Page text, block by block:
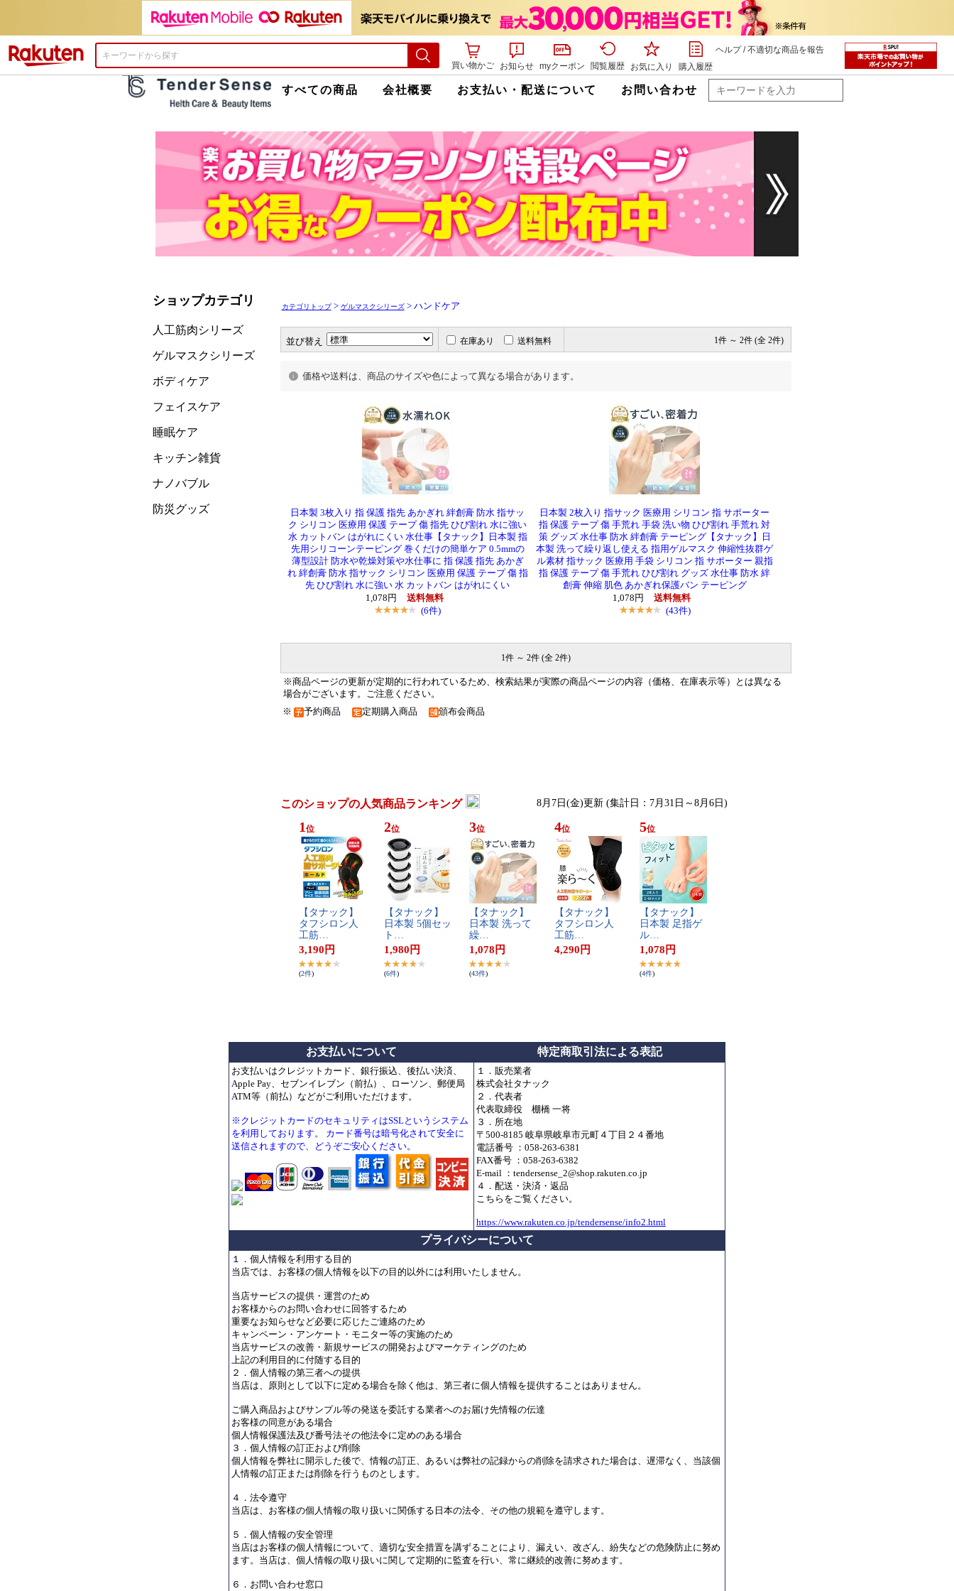
買い物かご
お知らせ myクーポン 閲覧履歴 お気に入り 購入履歴
ヘルプ/不適切な商品を報告
すべての商品 会社概要 お支払い・配送について お問い合わせ
ショップカテゴリ
人工筋肉シリーズ
ゲルマスクシリーズ
ボディケア
フェイスケア
睡眠ケア
キッチン雑貨
ナノバブル
防災グッズ
カテゴリトップ> ゲルマスクシリーズ> ハンドケア
並び替え 在庫あり 送料無料 1件 ～ 2件 (全 2件)
価格や送料は、商品のサイズや色によって異なる場合があります。
日本製 3枚入り 指 保護 指先 あかぎれ 絆創膏 防水 指サッ
ク シリコン 医療用 保護 テープ 傷 指先 ひび割れ 水に強い
水 カットバン はがれにくい 水仕事【タナック】日本製 指
先用シリコーンテーピング 巻くだけの簡単ケア 0.5mmの
薄型設計 防水や乾燥対策や水仕事に 指 保護 指先 あかぎ
れ 絆創膏 防水 指サック シリコン 医療用 保護 テープ 傷 指
先 ひび割れ 水に強い 水 カットバン はがれにくい
1,078円
送料無料
(6件)
日本製 2枚入り 指サック 医療用 シリコン 指 サポーター
指 保護 テープ 傷 手荒れ 手袋 洗い物 ひび割れ 手荒れ 対
策 グッズ 水仕事 防水 絆創膏 テーピング【タナック】日
本製 洗って繰り返し使える 指用ゲルマスク 伸縮性抜群ゲ
ル素材 指サック 医療用 手袋 シリコン 指 サポーター 親指
指 保護 テープ 傷 手荒れ ひび割れ グッズ 水仕事 防水 絆
創膏 伸縮 肌色 あかぎれ保護バン テーピング
1,078円
送料無料
(43件)
1件 ～ 2件 (全 2件)
※商品ページの更新が定期的に行われているため、検索結果が実際の商品ページの内容（価格、在庫表示等）とは異なる
場合がございます。ご注意ください。
※ 予約商品 定期購入商品 頒布会商品
このショップの人気商品ランキング 8月7日(金)更新 (集計日：7月31日～8月6日)
1 位
【​タ​ナ​ッ​ク​】​
タ​フ​シ​ロ​ン​人​
工​筋​…
3,190 円
(2件)
2位
【​タ​ナ​ッ​ク​】​
日​本​製​ ​5​個​セ​ッ​
ト​…
1,980 円
(6件)
3位
【​タ​ナ​ッ​ク​】​
日​本​製​ ​洗​っ​て​
繰​…
1,078 円
(43件)
4位
【​タ​ナ​ッ​ク​】​
タ​フ​シ​ロ​ン​人​
工​筋​…
4,290 円
5位
【​タ​ナ​ッ​ク​】​
日​本​製​ ​足​指​ゲ​
ル​…
1,078 円
(4件)
お支払いについて 特定商取引法による表記
お支払いはクレジットカード、銀行振込、後払い決済、
Apple Pay、セブンイレブン（前払）、ローソン、郵便局
ATM等（前払）などがご利用いただけます。
※クレジットカードのセキュリティはSSLというシステム
を利用しております。 カード番号は暗号化されて安全に
送信されますので、どうぞご安心ください。
１．販売業者
株式会社タナック
２．代表者
代表取締役 棚橋 一将
３．所在地
〒500-8185 岐阜県岐阜市元町４丁目２４番地
電話番号 ：058-263-6381
FAX番号 ：058-263-6382
E-mail ：tendersense_2@shop.rakuten.co.jp
４．配送・決済・返品
こちらをご覧ください。
https://www.rakuten.co.jp/tendersense/info2.html
プライバシーについて
１．個人情報を利用する目的
当店では、お客様の個人情報を以下の目的以外には利用いたしません。
当店サービスの提供・運営のため
お客様からのお問い合わせに回答するため
重要なお知らせなど必要に応じたご連絡のため
キャンペーン・アンケート・モニター等の実施のため
当店サービスの改善・新規サービスの開発およびマーケティングのため
上記の利用目的に付随する目的
２．個人情報の第三者への提供
当店は、原則として以下に定める場合を除く他は、第三者に個人情報を提供することはありません。
ご購入商品およびサンプル等の発送を委託する業者へのお届け先情報の伝達
お客様の同意がある場合
個人情報保護法及び番号法その他法令に定めのある場合
３．個人情報の訂正および削除
個人情報を弊社に開示した後で、情報の訂正、あるいは弊社の記録からの削除を請求された場合は、遅滞なく、当該個
人情報の訂正または削除を行うものとします。
４．法令遵守
当店は、お客様の個人情報の取り扱いに関係する日本の法令、その他の規範を遵守します。
５．個人情報の安全管理
当店はお客様の個人情報について、適切な安全措置を講ずることにより、漏えい、改ざん、紛失などの危険防止に努め
ます。当店は、個人情報の取り扱いに関して定期的に監査を行い、常に継続的改善に努めます。
６．お問い合わせ窓口